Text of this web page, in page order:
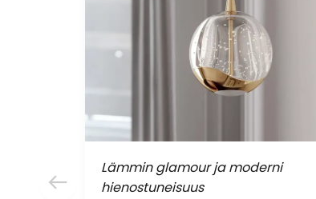
Lämmin glamour ja moderni
hienostuneisuus